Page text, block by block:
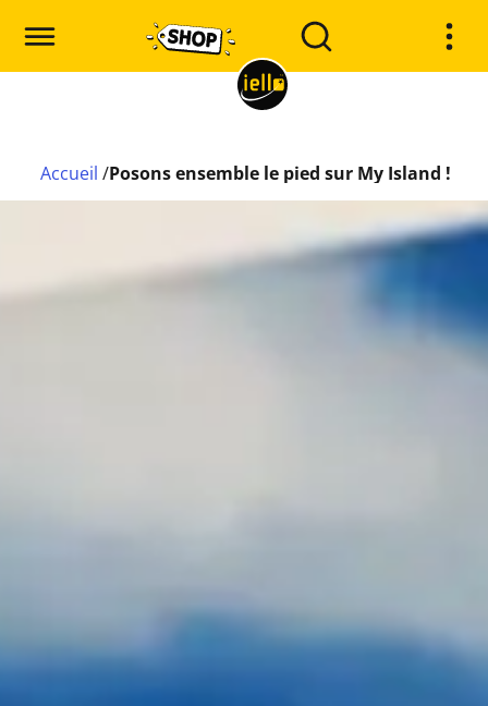
Accueil /Posons ensemble le pied sur My Island !